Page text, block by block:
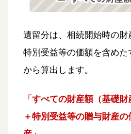
遺留分は、相続開始時の財
特別受益等の価額を含め
から算出します。
「すべての財産額（基礎
＋特別受益等の贈与財産